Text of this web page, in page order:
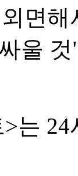
면
울
는